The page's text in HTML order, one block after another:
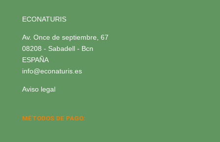
ECONATURIS
Av. Once de septiembre, 67
08208 - Sabadell - Bcn
ESPAÑA
info@econaturis.es
Aviso legal
MÉTODOS DE PAGO: